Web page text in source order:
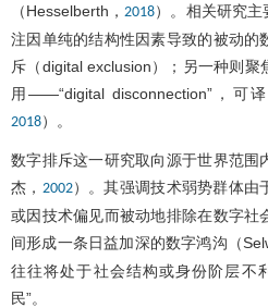
（Hesselberth， 2018）。相关研究
注因单纯的结构性因素导致的被动的
斥（digital exclusion）；另一种则
用——“digital disconnection”，可
2018）。
数字排斥这一研究取向源于世界范围
杰， 2002）。其强调技术弱势群体由
或因技术偏见而被动地排除在数字社
间形成一条日益加深的数字鸿沟（
往往将处于社会结构或身份阶层不
民”。